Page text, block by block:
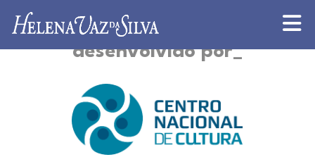
desenvolvido por